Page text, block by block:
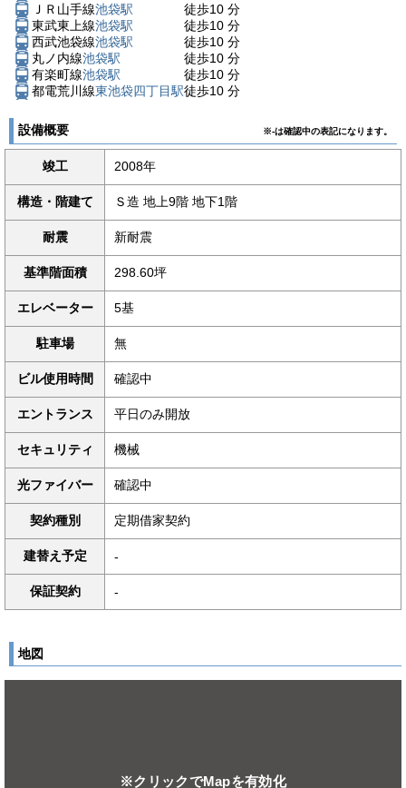
ＪＲ山手線池袋駅 徒歩10 分
東武東上線池袋駅 徒歩10 分
西武池袋線池袋駅 徒歩10 分
丸ノ内線池袋駅 徒歩10 分
有楽町線池袋駅 徒歩10 分
都電荒川線東池袋四丁目駅徒歩10 分
設備概要 ※-は確認中の表記になります。
竣工 2008年
構造・階建て Ｓ造 地上9階 地下1階
耐震 新耐震
基準階面積 298.60坪
エレベーター 5基
駐車場 無
ビル使用時間 確認中
エントランス 平日のみ開放
セキュリティ 機械
光ファイバー 確認中
契約種別 定期借家契約
建替え予定 -
保証契約 -
地図
※クリックでMapを有効化